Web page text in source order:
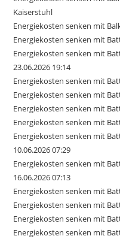
Kaiserstuhl
Energiekosten senken mit
Energiekosten senken mit
Energiekosten senken mit
23.06.2026 19:14
Energiekosten senken mit
Energiekosten senken mit
Energiekosten senken mit
Energiekosten senken mit
Energiekosten senken mit
10.06.2026 07:29
Energiekosten senken mit
16.06.2026 07:13
Energiekosten senken mit
Energiekosten senken mit
Energiekosten senken mit
Energiekosten senken mit